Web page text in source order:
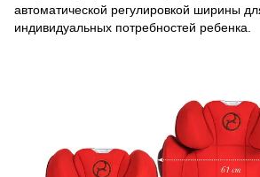
автоматической регулировкой ширины
индивидуальных потребностей ребенка.